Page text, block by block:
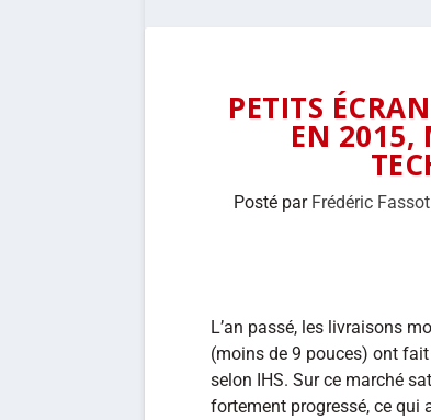
PETITS
EN 2015,
Posté par Frédéric Fassot
L’an passé, les livraisons
(moins de 9 pouces) ont
selon IHS. Sur ce marché
fortement progressé, ce qui